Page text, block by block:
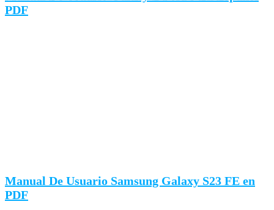
PDF
Manual De Usuario Samsung Galaxy S23 FE en
PDF